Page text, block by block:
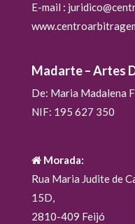
E-mail :
Madarte – Artes
De: Maria Madalena
NIF: 195 627 350
Morada:
Rua Maria Judite de
15D,
2810-409 Feijó